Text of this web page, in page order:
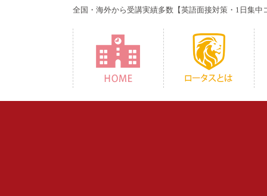
全国・海外から受講実績多数 【英語面接対策・1日集
HOME